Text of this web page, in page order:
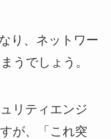
り、ネットワー
うでしょう。
リティエンジ
が、「これ突